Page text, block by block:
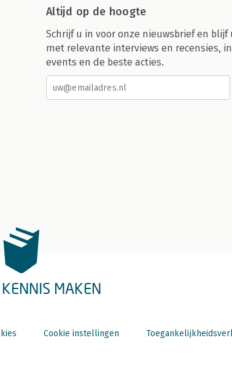
Altijd op de hoogte
Schrijf u in voor onze nieuwsbrief en blijf
met relevante interviews en recensies,
events en de beste acties.
MAKEN
Cookie instellingen